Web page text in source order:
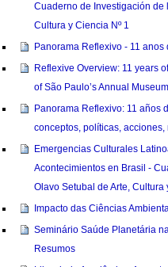
Cuaderno de Investigación de
Cultura y Ciencia Nº 1
Panorama Reflexivo - 11
Reflexive Overview: 11 years
of São Paulo’s Annual
Panorama Reflexivo: 11 años
conceptos, políticas,
Emergencias Culturales
Acontecimientos en Brasil -
Olavo Setubal de Arte, Cultura
Impacto das Ciências
Seminário Saúde Planetária
Resumos